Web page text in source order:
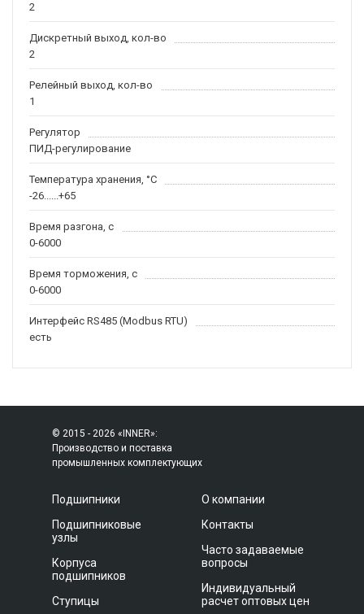
2
Дискретный выход, кол-во
2
Релейный выход, кол-во
1
Регулятор
ПИД-регулирование
Температура хранения, °С
-26......+65
Время разгона, с
0-6000
Время торможения, с
0-6000
Интерфейс RS485 (Modbus RTU)
есть
© 2015 - 2026 «INNER»:
Производство и поставка
промышленных комплектующих
Подшипники
Подшипниковые
узлы
Корпуса
подшипников
Ступицы
О компании
Контакты
Часто задаваемые
вопросы
Индивидуальный
расчет оптовых цен